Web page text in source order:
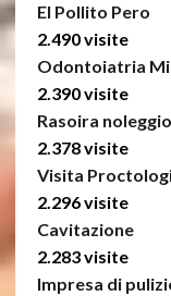
El Pollito Pero
2.490 visite
Odontoiatria
2.390 visite
Rasoira
2.378 visite
Visita
2.296 visite
Cavitazione
2.283 visite
Impresa di